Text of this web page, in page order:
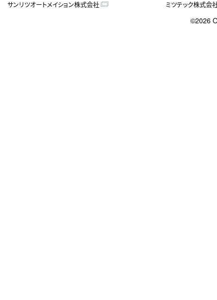
サンリツオートメイション株式会社
ミツテック株式会
©2026